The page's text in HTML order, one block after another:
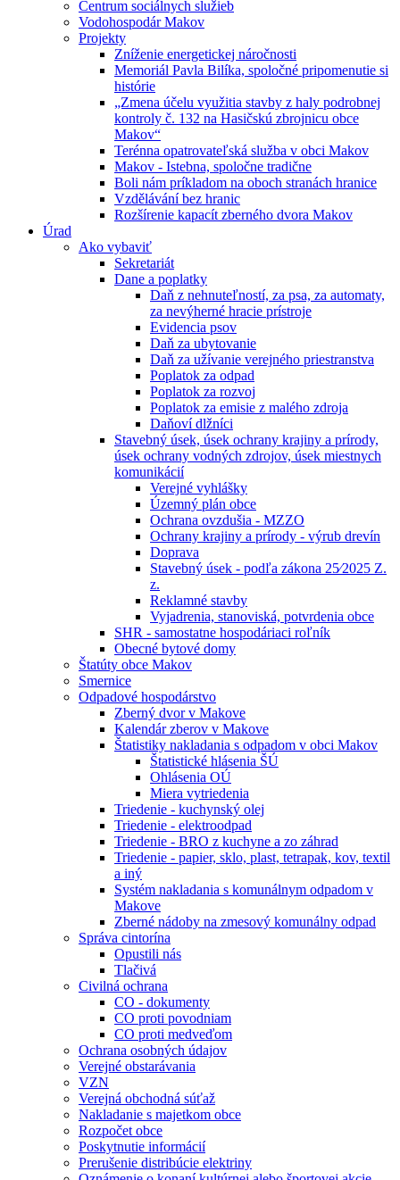
Centrum sociálnych služieb
Vodohospodár Makov
Projekty
Zníženie energetickej náročnosti
Memoriál Pavla Bilíka, spoločné pripomenutie si
histórie
„Zmena účelu využitia stavby z haly podrobnej
kontroly č. 132 na Hasičskú zbrojnicu obce
Makov“
Terénna opatrovateľská služba v obci Makov
Makov - Istebna, spoločne tradične
Boli nám príkladom na oboch stranách hranice
Vzdělávání bez hranic
Rozšírenie kapacít zberného dvora Makov
Úrad
Ako vybaviť
Sekretariát
Dane a poplatky
Daň z nehnuteľností, za psa, za automaty,
za nevýherné hracie prístroje
Evidencia psov
Daň za ubytovanie
Daň za užívanie verejného priestranstva
Poplatok za odpad
Poplatok za rozvoj
Poplatok za emisie z malého zdroja
Daňoví dlžníci
Stavebný úsek, úsek ochrany krajiny a prírody,
úsek ochrany vodných zdrojov, úsek miestnych
komunikácií
Verejné vyhlášky
Územný plán obce
Ochrana ovzdušia - MZZO
Ochrany krajiny a prírody - výrub drevín
Doprava
Stavebný úsek - podľa zákona 25⁄2025 Z.
z.
Reklamné stavby
Vyjadrenia, stanoviská, potvrdenia obce
SHR - samostatne hospodáriaci roľník
Obecné bytové domy
Štatúty obce Makov
Smernice
Odpadové hospodárstvo
Zberný dvor v Makove
Kalendár zberov v Makove
Štatistiky nakladania s odpadom v obci Makov
Štatistické hlásenia ŠÚ
Ohlásenia OÚ
Miera vytriedenia
Triedenie - kuchynský olej
Triedenie - elektroodpad
Triedenie - BRO z kuchyne a zo záhrad
Triedenie - papier, sklo, plast, tetrapak, kov, textil
a iný
Systém nakladania s komunálnym odpadom v
Makove
Zberné nádoby na zmesový komunálny odpad
Správa cintorína
Opustili nás
Tlačivá
Civilná ochrana
CO - dokumenty
CO proti povodniam
CO proti medveďom
Ochrana osobných údajov
Verejné obstarávania
VZN
Verejná obchodná súťaž
Nakladanie s majetkom obce
Rozpočet obce
Poskytnutie informácií
Prerušenie distribúcie elektriny